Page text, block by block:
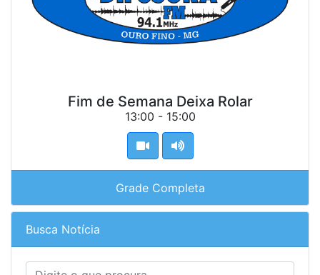
Fim de Semana Deixa Rolar
13:00 - 15:00
Grade Completa
Busca Notícia